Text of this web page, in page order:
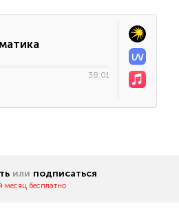
38:01
или подписаться
месяц бесплатно